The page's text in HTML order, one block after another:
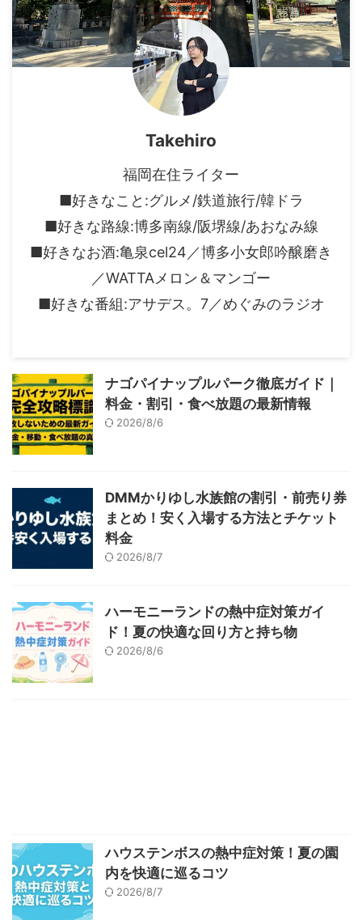
Takehiro
福岡在住ライター
■好きなこと:グルメ/鉄道旅行/韓ドラ
■好きな路線:博多南線/阪堺線/あおなみ線
■好きなお酒:亀泉cel24／博多小女郎吟醸磨き
／WATTAメロン＆マンゴー
■好きな番組:アサデス。7／めぐみのラジオ
ナゴパイナップルパーク徹底ガイド｜
料金・割引・食べ放題の最新情報
2026/8/6
DMMかりゆし水族館の割引・前売り券
まとめ！安く入場する方法とチケット
料金
2026/8/7
ハーモニーランドの熱中症対策ガイ
ド！夏の快適な回り方と持ち物
2026/8/6
ハウステンボスの熱中症対策！夏の園
内を快適に巡るコツ
2026/8/7